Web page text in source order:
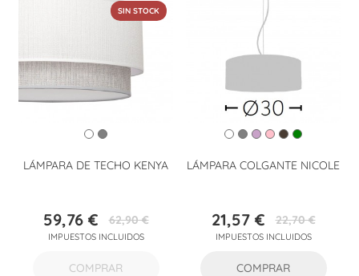
LÁMPARA DE TECHO KENYA
Precio
59,76 €Precio
base
62,90 €
IMPUESTOS INCLUIDOS
SIN STOCK
COMPRAR
LÁMPARA COLGANTE NICOLE
Precio
21,57 €Precio
base
22,70 €
IMPUESTOS INCLUIDOS
COMPRAR